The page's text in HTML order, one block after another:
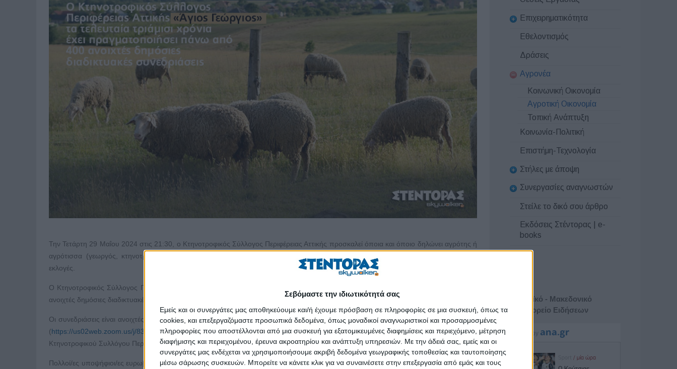
Σεβόμαστε την ιδιωτικότητά σας
Εμείς και οι συνεργάτες μας αποθηκεύουμε και/ή έχουμε πρόσβαση σε πληροφορίες σε μια συσκευή, όπως τα
cookies, και επεξεργαζόμαστε προσωπικά δεδομένα, όπως μοναδικοί αναγνωριστικοί και προσαρμοσμένες
πληροφορίες που αποστέλλονται από μια συσκευή για εξατομικευμένες διαφημίσεις και περιεχόμενο, μέτρηση
διαφήμισης και περιεχομένου, έρευνα ακροατηρίου και ανάπτυξη υπηρεσιών. Με την άδειά σας, εμείς και οι
συνεργάτες μας ενδέχεται να χρησιμοποιήσουμε ακριβή δεδομένα γεωγραφικής τοποθεσίας και ταυτοποίησης
μέσω σάρωσης συσκευών. Μπορείτε να κάνετε κλικ για να συναινέσετε στην επεξεργασία από εμάς και τους
Την Τετάρτη 29 Μαΐου 2024 στις 21:30, ο Κτηνοτροφικός Σύλλογος Περιφέρειας Αττικής προσκαλεί όποια και όποιο δηλώνει αγρότης ή
αγρότισσα (γεωργός, κτηνοτρόφος, ψαράς ή δασοκόμος) ως κυρίαρχη επαγγελματική ιδιότητα κατά την υποψηφιότητά του στις
εκλογές.
Ο Κτηνοτροφικός Σύλλογος Περιφέρειας Αττικής «Άγιος Γεώργιος» τα τελευταία τριάμισι χρόνια έχει πραγματοποιήσει πάνω από 400
ανοιχτές δημόσιες διαδικτυακές συνεδριάσεις του Διοικητικού Συμβουλίου του – κάθε Τετάρτη στις 21:30 μέσω της πλατφόρμας Zoom.
Οι συνεδριάσεις είναι ανοιχτές και δημόσιες, δηλαδή, μπορεί κάποιος/α να συμμετάσχει την Τετάρτη 29/5/2024 στις 21:30 μέσω Zoom
(https://us02web.zoom.us/j/83264845313) ή να παρακολουθήσει τη συνεδρίαση και να θέσει ερωτήματα μέσω της σελίδας του
Κτηνοτροφικού Συλλόγου Περιφέρειας Αττικής «Άγιος Γεώργιος» στο Facebook.
Πολλοί/ες υποψήφιοι/ες ευρωβουλευτές αναφέρουν στο βιογραφικό τους ότι κατάγονται από αγροτική περιοχή ή από αγρότες γονείς ή
Επιχειρηματικότητα
Εθελοντισμός
Δράσεις
Αγρονέα
Κοινωνική Οικονομία
Αγροτική Οικονομία
Τοπική Ανάπτυξη
Κοινωνία-Πολιτική
Επιστήμη-Τεχνολογία
Στήλες με άποψη
Συνεργασίες αναγνωστών
Στείλε το δικό σου άρθρο
Εκδόσεις Στέντορας | e-
books
Αθηναϊκό - Μακεδονικό
Πρακτορείο Ειδήσεων